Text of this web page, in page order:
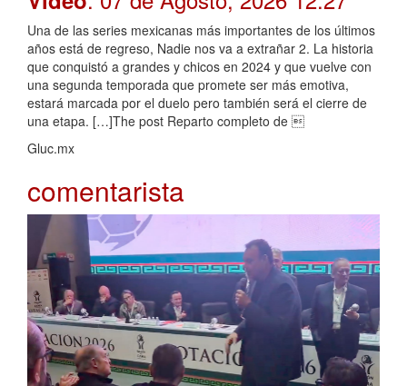
Una de las series mexicanas más importantes de los últimos
años está de regreso, Nadie nos va a extrañar 2. La historia
que conquistó a grandes y chicos en 2024 y que vuelve con
una segunda temporada que promete ser más emotiva,
estará marcada por el duelo pero también será el cierre de
una etapa. […]The post Reparto completo de 
Gluc.mx
comentarista